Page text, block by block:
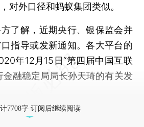
对外口径和蚂蚁集团类似。
解，近期央行、银保监会并
指导或发新通知。各大平台的
年12月15日“第四届中国互联
金融稳定局局长孙天琦的有关发
7708字 订阅后继续阅读